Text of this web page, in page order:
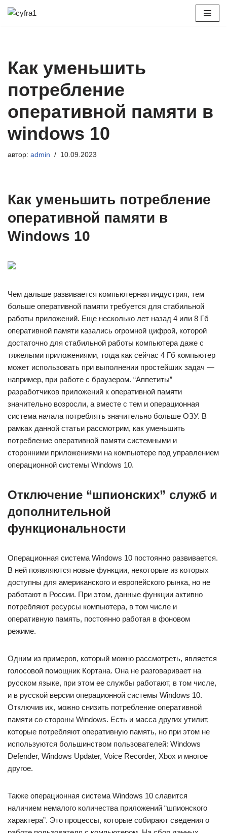
Как уменьшить
потребление
оперативной памяти в
windows 10
автор: admin 10.09.2023
Как уменьшить потребление
оперативной памяти в
Windows 10
Чем дальше развивается компьютерная индустрия, тем
больше оперативной памяти требуется для стабильной
работы приложений. Еще несколько лет назад 4 или 8 Гб
оперативной памяти казались огромной цифрой, которой
достаточно для стабильной работы компьютера даже с
тяжелыми приложениями, тогда как сейчас 4 Гб компьютер
может использовать при выполнении простейших задач —
например, при работе с браузером. “Аппетиты”
разработчиков приложений к оперативной памяти
значительно возросли, а вместе с тем и операционная
система начала потреблять значительно больше ОЗУ. В
рамках данной статьи рассмотрим, как уменьшить
потребление оперативной памяти системными и
сторонними приложениями на компьютере под управлением
операционной системы Windows 10.
Отключение “шпионских” служб и
дополнительной
функциональности
Операционная система Windows 10 постоянно развивается.
В ней появляются новые функции, некоторые из которых
доступны для американского и европейского рынка, но не
работают в России. При этом, данные функции активно
потребляют ресурсы компьютера, в том числе и
оперативную память, постоянно работая в фоновом
режиме.
Одним из примеров, который можно рассмотреть, является
голосовой помощник Кортана. Она не разговаривает на
русском языке, при этом ее службы работают, в том числе,
и в русской версии операционной системы Windows 10.
Отключив их, можно снизить потребление оперативной
памяти со стороны Windows. Есть и масса других утилит,
которые потребляют оперативную память, но при этом не
используются большинством пользователей: Windows
Defender, Windows Updater, Voice Recorder, Xbox и многое
другое.
Также операционная система Windows 10 славится
наличием немалого количества приложений “шпионского
характера”. Это процессы, которые собирают сведения о